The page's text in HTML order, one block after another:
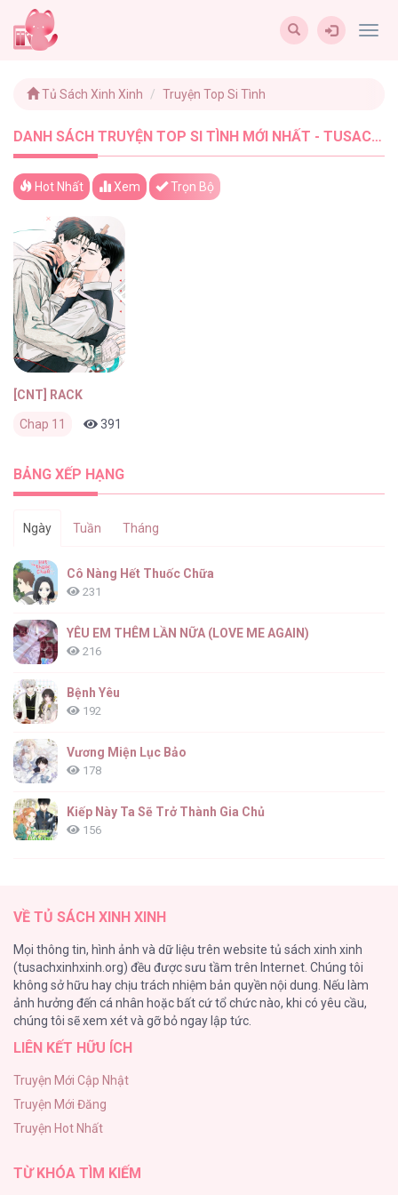
Tủ Sách Xinh Xinh Truyện Top Si Tình
DANH SÁCH TRUYỆN TOP SI TÌNH MỚI NHẤT - TUSACHXINHXINH (1)
Hot Nhất Xem Trọn Bộ
[CNT] RACK
Chap 11 391
BẢNG XẾP HẠNG
Ngày Tuần Tháng
Cô Nàng Hết Thuốc Chữa
231
YÊU EM THÊM LẦN NỮA (LOVE ME AGAIN)
216
Bệnh Yêu
192
Vương Miện Lục Bảo
178
Kiếp Này Ta Sẽ Trở Thành Gia Chủ
156
139
Tổng hợp boylove 18+
135
Đứa Nhỏ Không Phải Là Con Anh
Mùa Xuân Hoa Nở
104
VỀ TỦ SÁCH XINH XINH
Mọi thông tin, hình ảnh và dữ liệu trên website tủ sách xinh xinh
(tusachxinhxinh.org) đều được sưu tầm trên Internet. Chúng tôi
không sở hữu hay chịu trách nhiệm bản quyền nội dung. Nếu làm
ảnh hưởng đến cá nhân hoặc bất cứ tổ chức nào, khi có yêu cầu,
chúng tôi sẽ xem xét và gỡ bỏ ngay lập tức.
LIÊN KẾT HỮU ÍCH
Truyện Mới Cập Nhật
Truyện Mới Đăng
Truyện Hot Nhất
TỪ KHÓA TÌM KIẾM